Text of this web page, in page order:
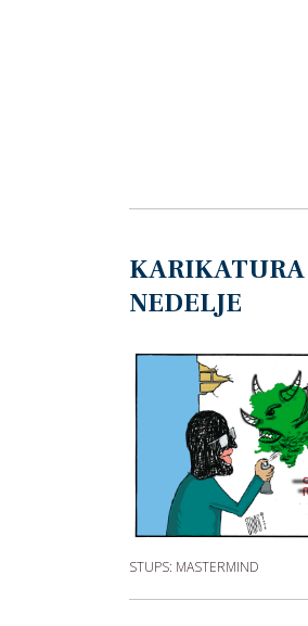
KARIKATURA
NEDELJE
STUPS: MASTERMIND